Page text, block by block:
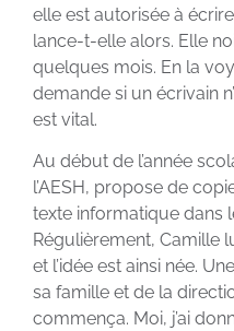
elle est autorisée à
lance-t-elle alors. Elle
quelques mois. En la
demande si un écrivain
est vital.
Au début de l’année
l’AESH, propose de
texte informatique dans
Régulièrement, Camille
et l’idée est ainsi née.
sa famille et de la
commença. Moi, j’ai